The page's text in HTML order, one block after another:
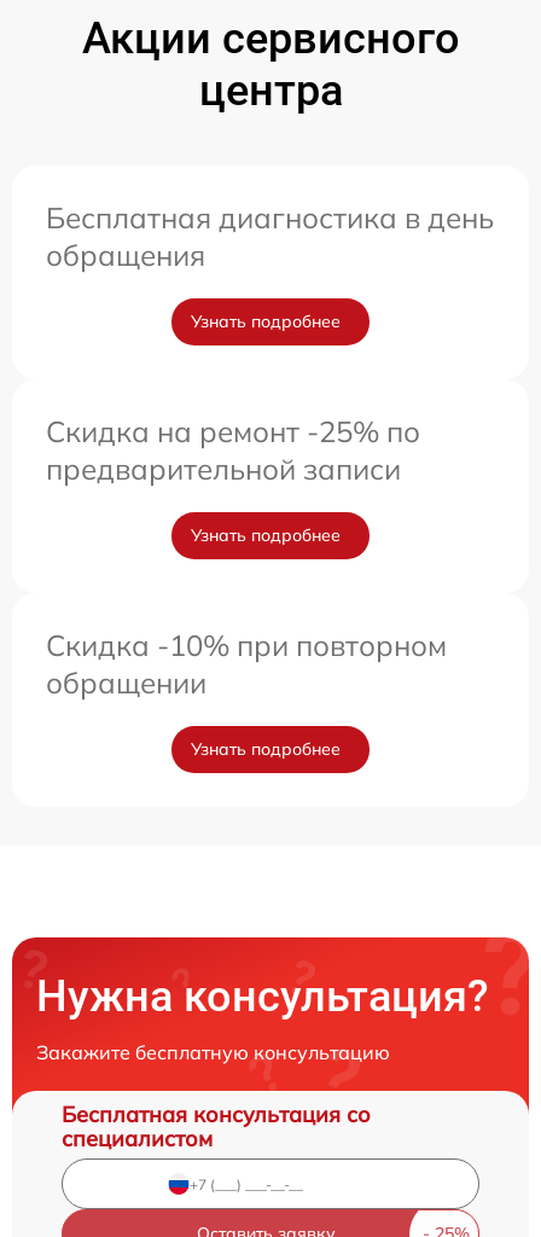
Акции сервисного
центра
Бесплатная диагностика в день
обращения
Узнать подробнее
Скидка на ремонт -25% по
предварительной записи
Узнать подробнее
Скидка -10% при повторном
обращении
Узнать подробнее
Нужна консультация?
Закажите бесплатную консультацию
Бесплатная консультация со
специалистом